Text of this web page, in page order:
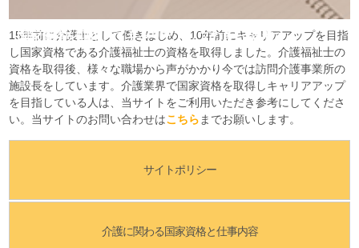
国家資格を取得してキャリアアップのきっかけに
15年前に介護士として働きはじめ、10年前にキャリアアップを目指
し国家資格である介護福祉士の資格を取得しました。介護福祉士の
資格を取得後、様々な職場から声がかかり今では訪問介護事業所の
施設長をしています。介護業界で国家資格を取得しキャリアアップ
を目指している人は、当サイトをご利用いただき参考にしてくださ
い。当サイトのお問い合わせはこちら までお願いします。
サイトポリシー
介護に関わる国家資格と仕事内容